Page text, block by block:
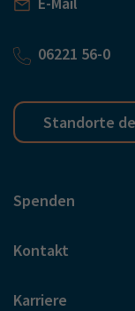
06221 56-0
Standorte
Spenden
Kontakt
Karriere